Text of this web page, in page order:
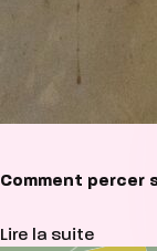
Comment percer
Lire la suite